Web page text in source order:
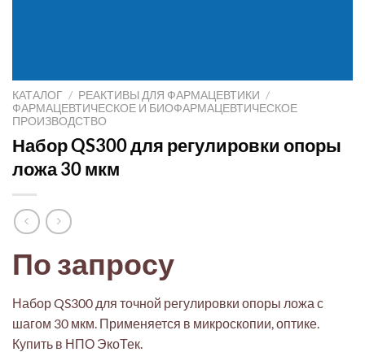
КАТАЛОГ / РЕАКТИВЫ ДЛЯ ФАРМАЦЕВТИКИ /
ФАРМАЦЕВТИЧЕСКОЕ И БИОФАРМАЦЕВТИЧЕСКОЕ
ПРОИЗВОДСТВО
Набор QS300 для регулировки опоры
ложа 30 мкм
По запросу
Набор QS300 для точной регулировки опоры ложа с
шагом 30 мкм. Применяется в микроскопии, оптике.
Купить в НПО ЭкоТек.